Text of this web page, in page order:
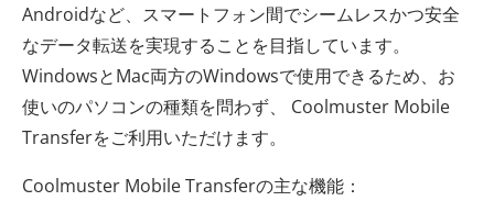
Androidなど、スマートフォン間でシームレスかつ安全
なデータ転送を実現することを目指しています。
WindowsとMac両方のWindowsで使用できるため、お
使いのパソコンの種類を問わず、 Coolmuster Mobile
Transferをご利用いただけます。
Coolmuster Mobile Transferの主な機能：